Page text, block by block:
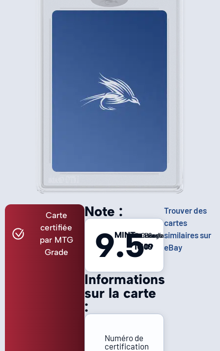
Carte
certifiée
par MTG
Grade
Informations
sur la carte
:
Numéro de
certification
Note :
9.5
MINTCentrage
10
Coins
10
Bords
10
Surface
9
Trouver des
cartes
similaires sur
eBay